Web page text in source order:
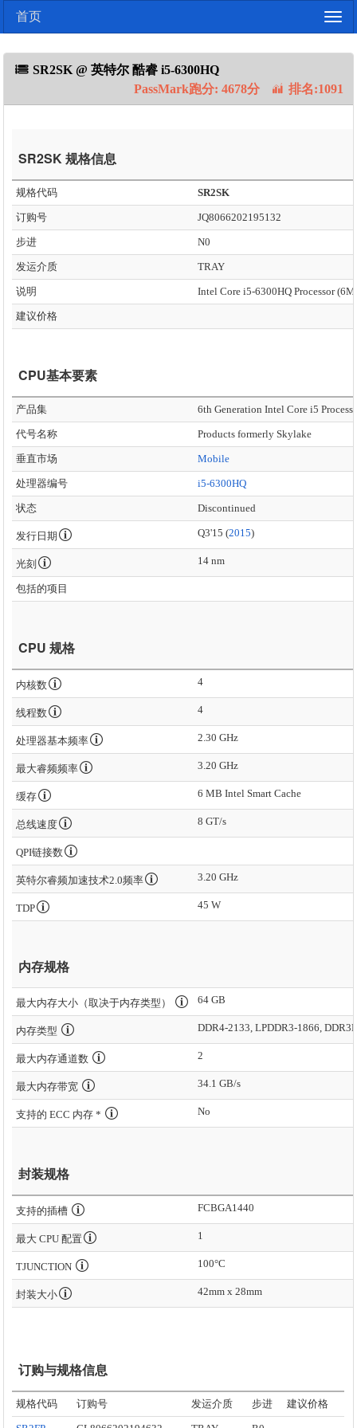
首页
SR2SK @ 英特尔 酷睿 i5-6300HQ
PassMark跑分: 4678分
排名:1091
SR2SK 规格信息
规格代码 SR2SK
订购号 JQ8066202195132
步进 N0
发运介质 TRAY
说明
建议价格
CPU基本要素
产品集 6th Generation Intel Core i5
代号名称 Products formerly Skylake
垂直市场 Mobile
处理器编号 i5-6300HQ
状态 Discontinued
发行日期 Q3'15 (2015)
光刻 14 nm
包括的项目
CPU 规格
内核数 4
线程数 4
处理器基本频率 2.30 GHz
最大睿频频率 3.20 GHz
缓存 6 MB Intel Smart Cache
总线速度 8 GT/s
QPI链接数
英特尔睿频加速技术2.0频率 3.20 GHz
TDP 45 W
内存规格
最大内存大小（取决于内存类型） 64 GB
内存类型 DDR4-2133, LPDDR3-1866,
最大内存通道数 2
最大内存带宽 34.1 GB/s
支持的 ECC 内存 * No
封装规格
支持的插槽 FCBGA1440
最大 CPU 配置 1
TJUNCTION 100°C
封装大小 42mm x 28mm
订购与规格信息
规格代码 订购号 发运介质 步进 建议价格